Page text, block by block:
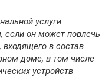
услуги
если он может повлечь
входящего в состав
доме, в том числе
устройств